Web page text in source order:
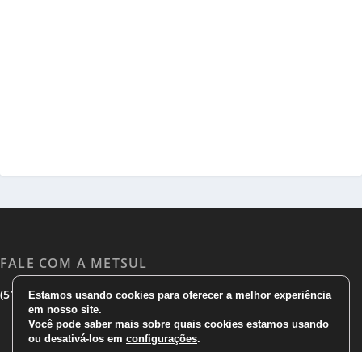
FALE COM A METSUL
(51) 3533 1983|(51)3785 7752|comercial@metsul.com
Estamos usando cookies para oferecer a melhor experiência
em nosso site.
Você pode saber mais sobre quais cookies estamos usando
ou desativá-los em configurações.